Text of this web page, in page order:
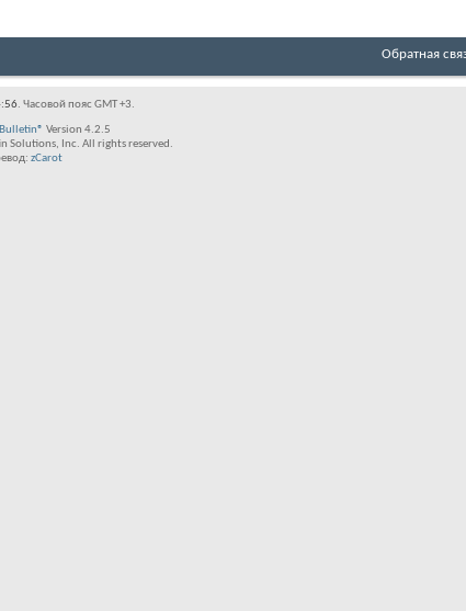
Обратная
. Часовой пояс GMT +3.
Version 4.2.5
Solutions, Inc. All rights reserved.
zCarot